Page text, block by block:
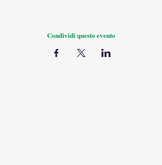
Condividi questo evento